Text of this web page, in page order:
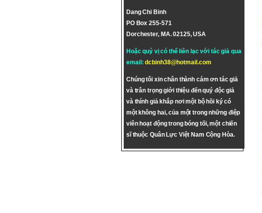
Dang Chi Binh
PO Box 255-571
Dorchester, MA. 02125, USA
Hoặc quý vị có thể liên lạc với tác giả qua
email:dcbinh38@hotmail.com
Chúng tôi xin chân thành cám ơn tác giả
và trân trọng giới thiệu đến quý độc giả
và thính giả khắp nơi một bộ hồi ký có
một không hai, của một trong những điệp
viên hoạt động trong bóng tối, một chiến
sĩ thuộc Quân Lực Việt Nam Cộng Hòa.